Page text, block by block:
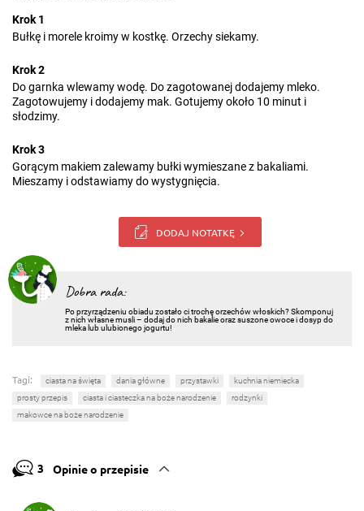
Krok 1
Bułkę i morele kroimy w kostkę. Orzechy siekamy.
Krok 2
Do garnka wlewamy wodę. Do zagotowanej dodajemy mleko.
Zagotowujemy i dodajemy mak. Gotujemy około 10 minut i
słodzimy.
Krok 3
Gorącym makiem zalewamy bułki wymieszane z bakaliami.
Mieszamy i odstawiamy do wystygnięcia.
DODAJ NOTATKĘ
Dobra rada:
Po przyrządzeniu obiadu zostało ci trochę orzechów włoskich? Skomponuj
z nich własne musli – dodaj do nich bakalie oraz suszone owoce i dosyp do
mleka lub ulubionego jogurtu!
Tagi: ciasta na święta dania główne przystawki
kuchnia niemiecka
prosty przepis
ciasta i ciasteczka na boże narodzenie
rodzynki
makowce na boże narodzenie
3 Opinie o przepisie